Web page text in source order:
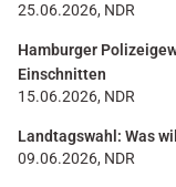
25.06.2026, NDR
Hamburger
Einschnitten
15.06.2026, NDR
Landtagswahl: Was
09.06.2026, NDR